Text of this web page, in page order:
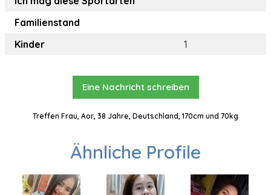
Familienstand
Kinder
1
Eine Nachricht schreiben
Treffen Frau, Aor, 38 Jahre, Deutschland, 170cm und 70kg
Ähnliche Profile